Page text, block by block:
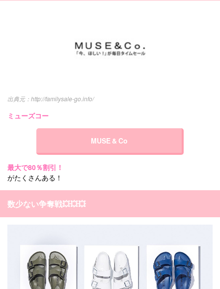
http://familysale-go.info/
ミューズコー
MUSE & Co
最大で80％割引！
がたくさんある！
数少ない争奪戦💥💥💥